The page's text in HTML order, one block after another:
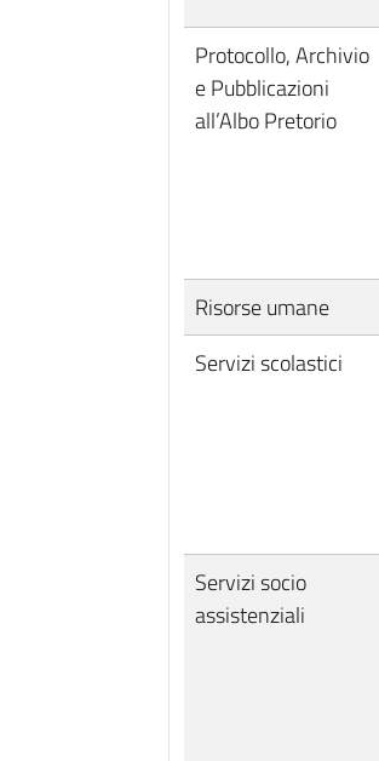
Protocollo, Archivio
e Pubblicazioni
all’Albo Pretorio
Risorse umane
Servizi scolastici
Servizi socio
assistenziali